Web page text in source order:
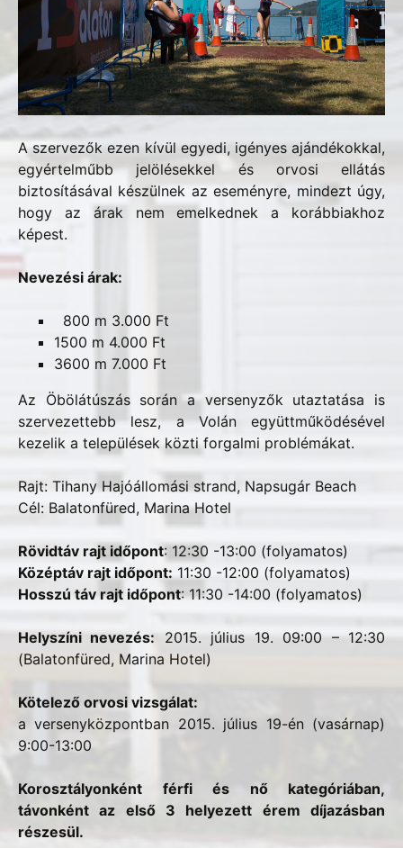
A szervezők ezen kívül egyedi, igényes ajándékokkal,
egyértelműbb jelölésekkel és orvosi ellátás
biztosításával készülnek az eseményre, mindezt úgy,
hogy az árak nem emelkednek a korábbiakhoz
képest.
Nevezési árak:
800 m 3.000 Ft
1500 m 4.000 Ft
3600 m 7.000 Ft
Az Öbölátúszás során a versenyzők utaztatása is
szervezettebb lesz, a Volán együttműködésével
kezelik a települések közti forgalmi problémákat.
Rajt: Tihany Hajóállomási strand, Napsugár Beach
Cél: Balatonfüred, Marina Hotel
Rövidtáv rajt időpont: 12:30 -13:00 (folyamatos)
Középtáv rajt időpont: 11:30 -12:00 (folyamatos)
Hosszú táv rajt időpont: 11:30 -14:00 (folyamatos)
Helyszíni nevezés:2015. július 19. 09:00 – 12:30
(Balatonfüred, Marina Hotel)
Kötelező orvosi vizsgálat:
a versenyközpontban 2015. július 19-én (vasárnap)
9:00-13:00
Korosztályonként férfi és nő kategóriában,
távonként az első 3 helyezett érem díjazásban
részesül.